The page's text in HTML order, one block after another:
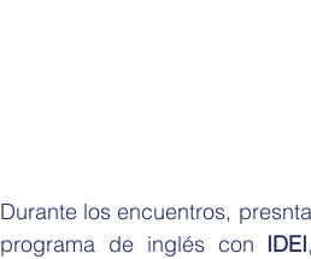
Durante los encuentros,
programa de inglés con IDEI